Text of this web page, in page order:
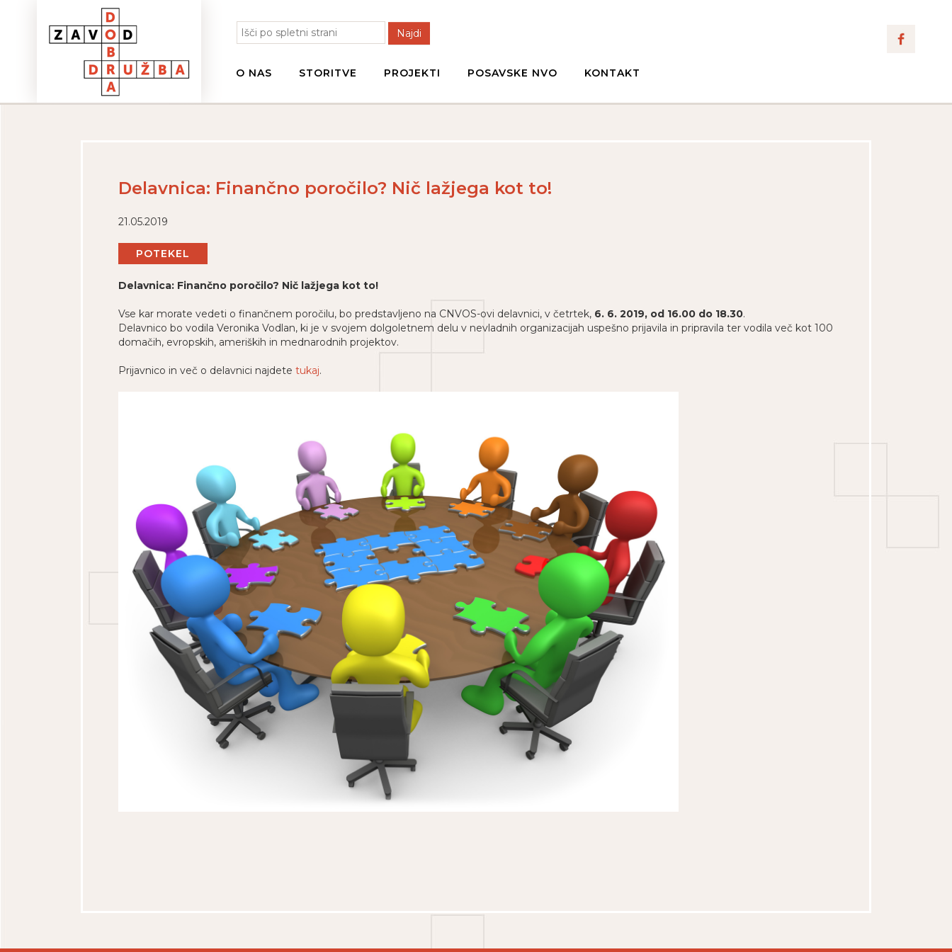
Najdi
O NAS STORITVE PROJEKTI POSAVSKE NVO KONTAKT
Delavnica: Finančno poročilo? Nič lažjega kot to!
21.05.2019
POTEKEL
Delavnica: Finančno poročilo? Nič lažjega kot to!
Vse kar morate vedeti o finančnem poročilu, bo predstavljeno na CNVOS-ovi delavnici, v četrtek, 6. 6. 2019, od 16.00 do 18.30.
Delavnico bo vodila Veronika Vodlan, ki je v svojem dolgoletnem delu v nevladnih organizacijah uspešno prijavila in pripravila ter vodila več kot 100
domačih, evropskih, ameriških in mednarodnih projektov.
Prijavnico in več o delavnici najdete tukaj.